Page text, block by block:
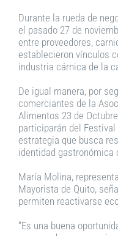
Durante la rueda de
el pasado 27 de
entre proveedores,
establecieron vínculos
industria cárnica de la
De igual manera, por
comerciantes de la
Alimentos 23 de
participarán del
estrategia que busca
identidad gastronómica
María Molina,
Mayorista de Quito,
permiten reactivarse
“Es una buena